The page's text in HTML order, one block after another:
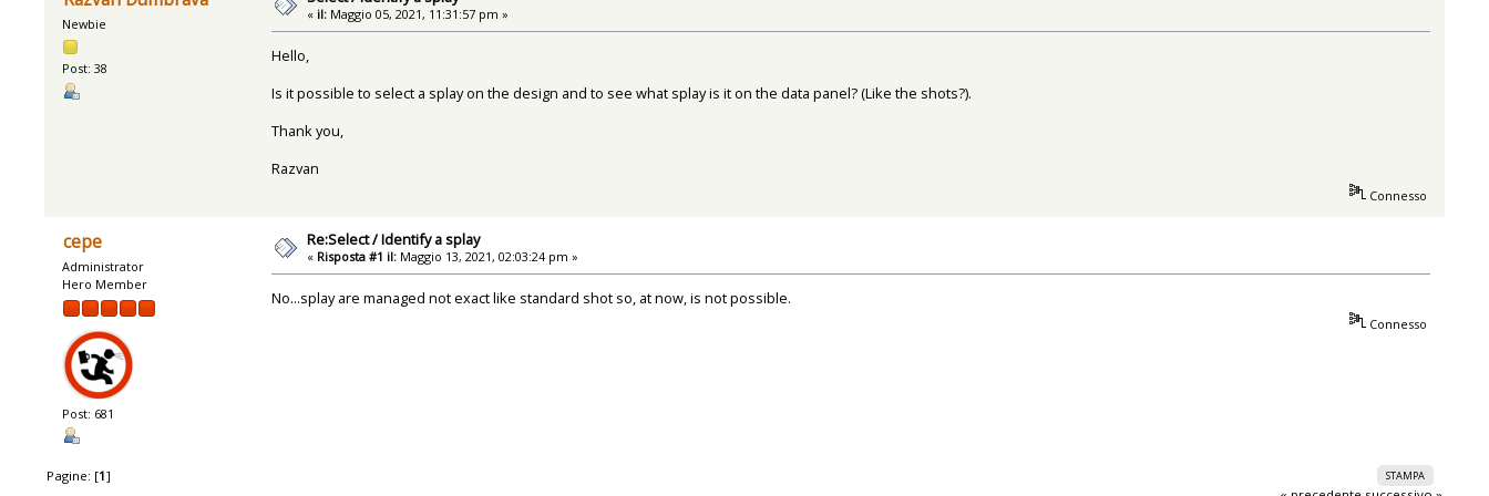
Newbie
Post: 38
« il: Maggio 05, 2021, 11:31:57 pm »
Hello,
Is it possible to select a splay on the design and to see what splay is it on the data panel? (Like the shots?).
Thank you,
Razvan
Connesso
cepe
Administrator
Hero Member
Post: 681
Re:Select / Identify a splay
« Risposta #1 il: Maggio 13, 2021, 02:03:24 pm »
No...splay are managed not exact like standard shot so, at now, is not possible.
Connesso
STAMPA
Pagine: [1]